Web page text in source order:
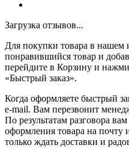
Загрузка отзывов...
Для покупки товара в нашем
понравившийся товар и
перейдите в Корзину и
«Быстрый заказ».
Когда оформляете быстрый
e-mail. Вам перезвонит
По результатам разговора
оформления товара на почту
только ждать доставки и